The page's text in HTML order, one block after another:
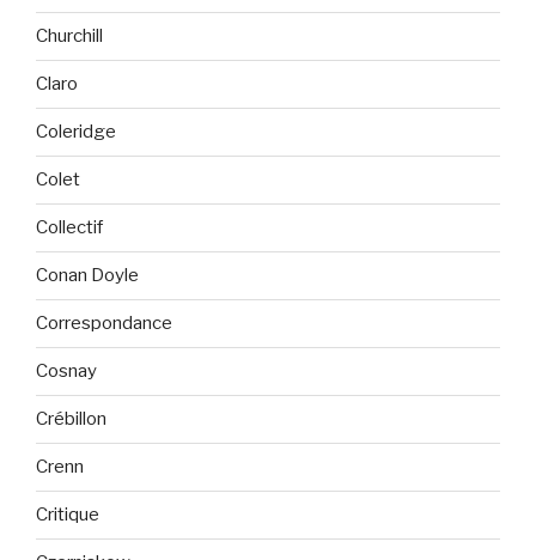
Churchill
Claro
Coleridge
Colet
Collectif
Conan Doyle
Correspondance
Cosnay
Crébillon
Crenn
Critique